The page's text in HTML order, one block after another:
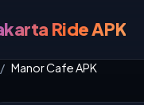
Ride APK
Manor Cafe APK